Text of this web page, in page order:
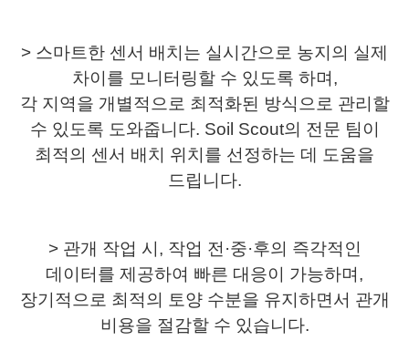
> 스마트한 센서 배치는 실시간으로 농지의 실제
차이를 모니터링할 수 있도록 하며,
각 지역을 개별적으로 최적화된 방식으로 관리할
수 있도록 도와줍니다. Soil Scout의 전문 팀이
최적의 센서 배치 위치를 선정하는 데 도움을
드립니다.
> 관개 작업 시, 작업 전·중·후의 즉각적인
데이터를 제공하여 빠른 대응이 가능하며,
장기적으로 최적의 토양 수분을 유지하면서 관개
비용을 절감할 수 있습니다.